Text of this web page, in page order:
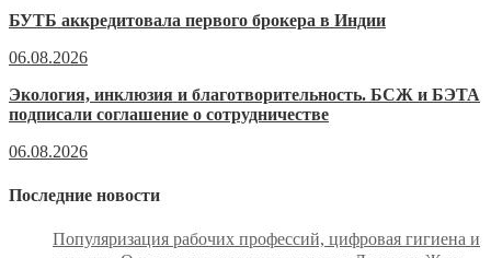
БУТБ аккредитовала первого брокера в Индии
06.08.2026
Экология, инклюзия и благотворительность. БСЖ и БЭТА
подписали соглашение о сотрудничестве
06.08.2026
Последние новости
Популяризация рабочих профессий, цифровая гигиена и